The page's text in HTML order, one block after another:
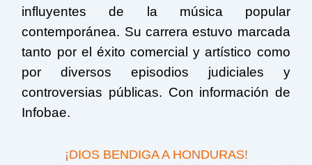
influyentes de la música popular
contemporánea. Su carrera estuvo marcada
tanto por el éxito comercial y artístico como
por diversos episodios judiciales y
controversias públicas. Con información de
Infobae.
¡DIOS BENDIGA A HONDURAS!